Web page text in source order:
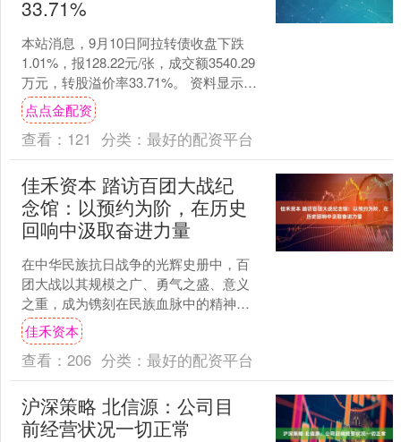
33.71%
本站消息，9月10日阿拉转债收盘下跌
1.01%，报128.22元/张，成交额3540.29
万元，转股溢价率33.71%。 资料显示，
阿拉转债信用级别为“A+”，....
点点金配资
查看： 121 分类： 最好的配资平台
佳禾资本 踏访百团大战纪
念馆：以预约为阶，在历史
回响中汲取奋进力量
在中华民族抗日战争的光辉史册中，百
团大战以其规模之广、勇气之盛、意义
之重，成为镌刻在民族血脉中的精神符
号。1940 年，八路军在华北大地发起的
这场大规模破袭战，....
佳禾资本
查看： 206 分类： 最好的配资平台
沪深策略 北信源：公司目
前经营状况一切正常